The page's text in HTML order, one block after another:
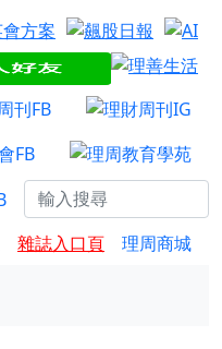
雜誌入口頁 理周商城